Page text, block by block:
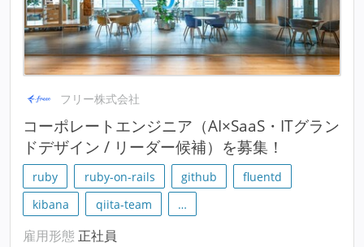
フリー株式会社
コーポレートエンジニア（AI×SaaS・ITグラン
ドデザイン / リーダー候補）を募集！
ruby ruby-on-rails github
fluentd
kibana
qiita-team …
雇用形態 正社員